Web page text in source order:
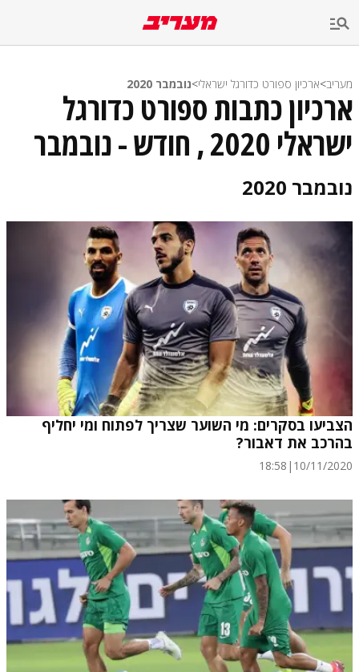
מעריב>ארכיון ספורט כדורגל ישראלי>נובמבר 2020
ארכיון כתבות ספורט כדורגל
ישראלי 2020 , חודש - נובמבר
נובמבר 2020
הצביעו בסקרים: מי השוער שצריך לפתוח ומי יחליף
בהרכב את דאבור?
10/11/2020
|
18:58